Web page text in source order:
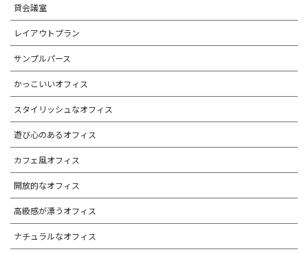
貸会議室
レイアウトプラン
サンプルパース
かっこいいオフィス
スタイリッシュなオフィス
遊び心のあるオフィス
カフェ風オフィス
開放的なオフィス
高級感が漂うオフィス
ナチュラルなオフィス